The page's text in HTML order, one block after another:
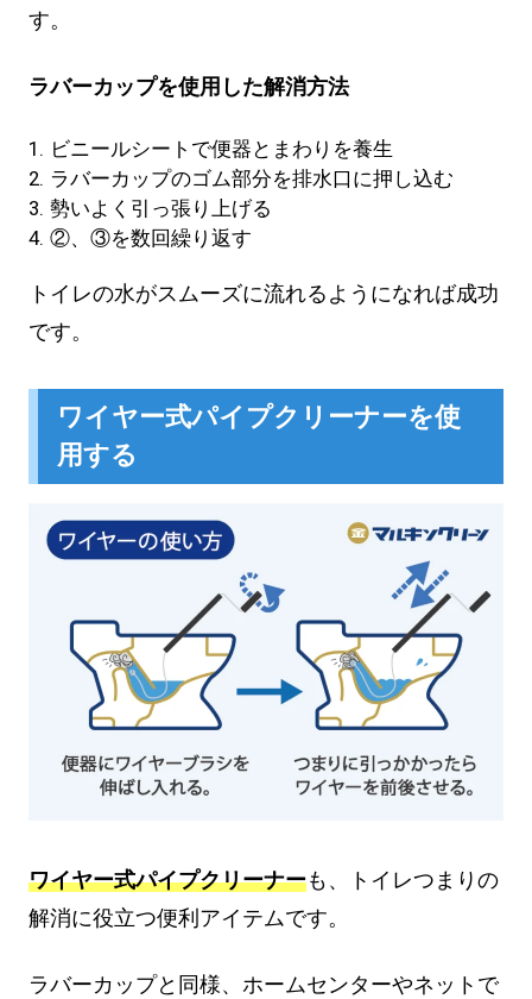
す。
ラバーカップを使用した解消方法
ビニールシートで便器とまわりを養生
ラバーカップのゴム部分を排水口に押し込む
勢いよく引っ張り上げる
②、③を数回繰り返す
トイレの水がスムーズに流れるようになれば成功
です。
ワイヤー式パイプクリーナーを使
用する
ワイヤー式パイプクリーナーも、トイレつまりの
解消に役立つ便利アイテムです。
ラバーカップと同様、ホームセンターやネットで